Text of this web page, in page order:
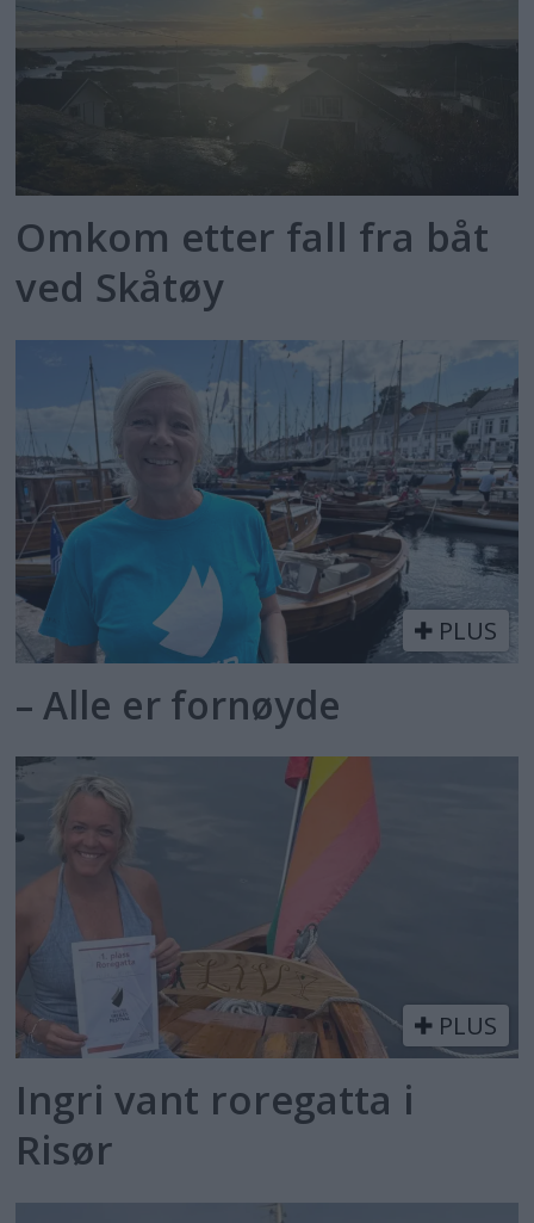
Omkom etter fall fra båt
ved Skåtøy
PLUS
– Alle er fornøyde
PLUS
Ingri vant roregatta i
Risør